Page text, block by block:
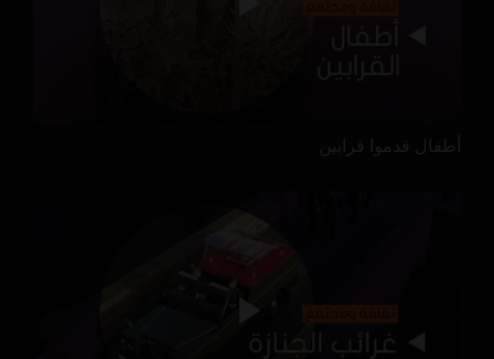
أطفال قدموا قرابين